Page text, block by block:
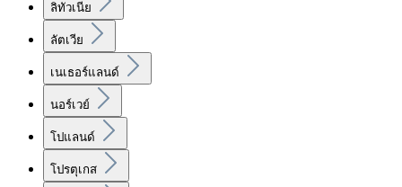
ลิทัวเนีย
ลัตเวีย
เนเธอร์แลนด์
นอร์เวย์
โปแลนด์
โปรตุเกส